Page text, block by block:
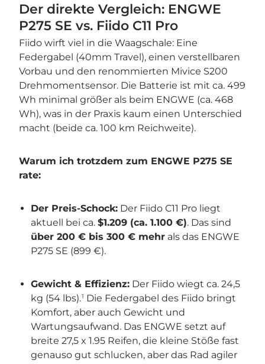
Der direkte Vergleich: ENGWE
P275 SE vs. Fiido C11 Pro
Fiido wirft viel in die Waagschale: Eine
Federgabel (40mm Travel), einen verstellbaren
Vorbau und den renommierten Mivice S200
Drehmomentsensor. Die Batterie ist mit ca. 499
Wh minimal größer als beim ENGWE (ca. 468
Wh), was in der Praxis kaum einen Unterschied
macht (beide ca. 100 km Reichweite).
Warum ich trotzdem zum ENGWE P275 SE
rate:
Der Preis-Schock: Der Fiido C11 Pro liegt
aktuell bei ca. $1.209 (ca. 1.100 €). Das sind
über 200 € bis 300 € mehr als das ENGWE
P275 SE (899 €).
Gewicht & Effizienz: Der Fiido wiegt ca. 24,5
kg (54 lbs).1 Die Federgabel des Fiido bringt
Komfort, aber auch Gewicht und
Wartungsaufwand. Das ENGWE setzt auf
breite 27,5 x 1.95 Reifen, die kleine Stöße fast
genauso gut schlucken, aber das Rad agiler